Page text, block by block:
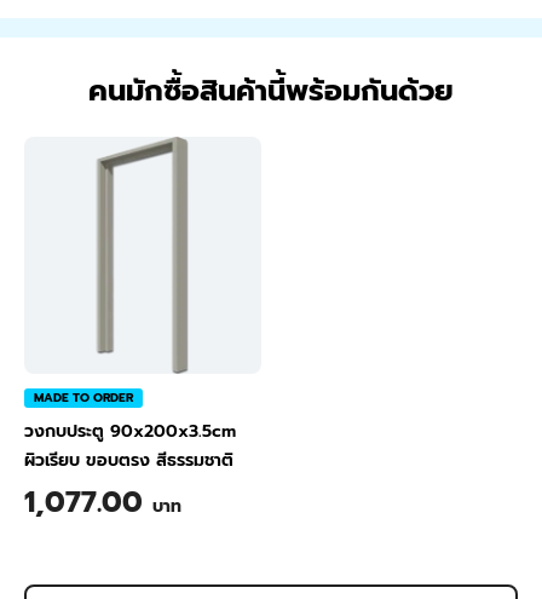
คนมักซื้อสินค้านี้พร้อมกันด้วย
MADE TO ORDER
วงกบประตู 90x200x3.5cm
ผิวเรียบ ขอบตรง สีธรรมชาติ
1,077.00 บาท